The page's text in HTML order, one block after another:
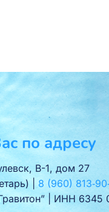
по адресу
В-1, дом 27
| 8 (960)
| ИНН 6345